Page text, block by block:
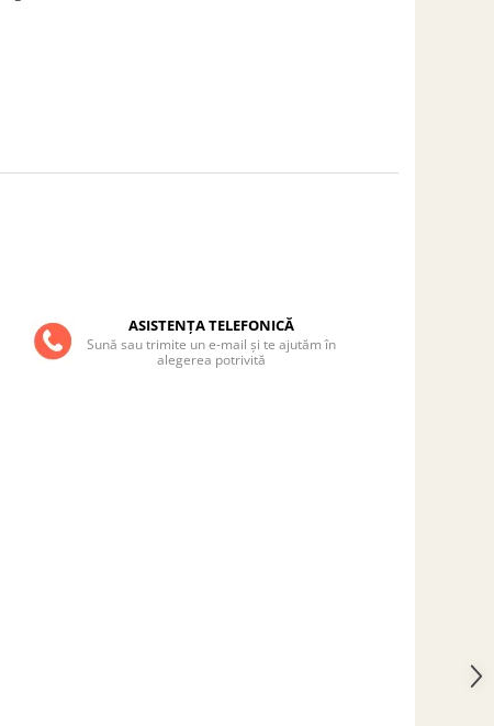
ASISTENȚA TELEFONICĂ
Sună sau trimite un e-mail și te ajutăm în
alegerea potrivită